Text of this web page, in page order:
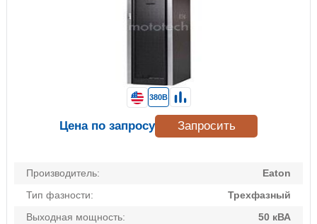
Производитель:
Eaton
Тип фазности:
Трехфазный
Выходная мощность:
50 кВА
380В
Цена по запросу Запросить